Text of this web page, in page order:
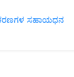
ಸಹಾಯಧನ